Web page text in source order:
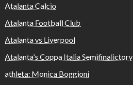
Atalanta Calcio
Atalanta Football Club
Atalanta vs Liverpool
Atalanta's Coppa Italia Semifinalictory
athleta: Monica Boggioni